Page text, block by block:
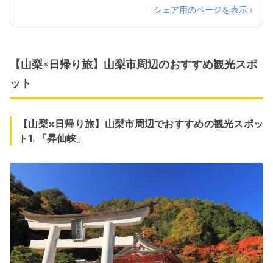
シェア用のページを表示 ›
【山梨×日帰り旅】山梨市周辺のおすすめ観光スポ
ット
【山梨×日帰り旅】山梨市周辺でおすすめの観光スポッ
ト1. 「昇仙峡」